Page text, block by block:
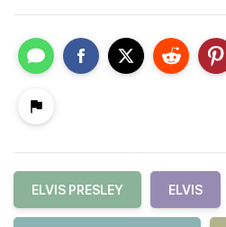
ELVIS PRESLEY ELVIS